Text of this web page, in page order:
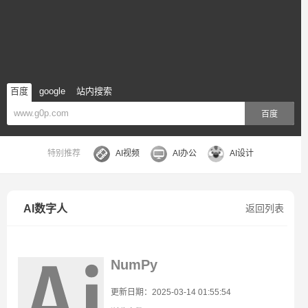
百度 google 站内搜索
百度
特别推荐 AI视频 AI办公 AI设计
返回列表
AI数字人
NumPy
更新日期：2025-03-14 01:55:54